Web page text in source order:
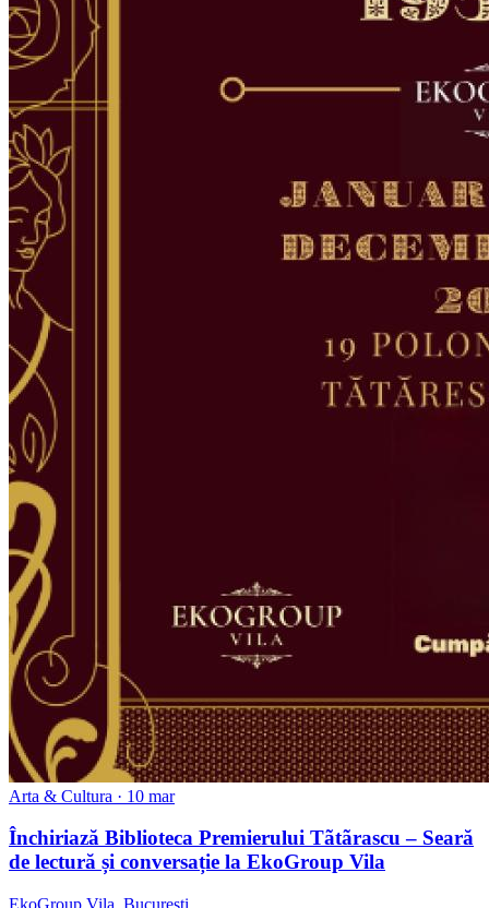
Arta & Cultura · 10 mar
Închiriază Biblioteca Premierului Tãtãrascu – Seară
de lectură și conversație la EkoGroup Vila
EkoGroup Vila, București